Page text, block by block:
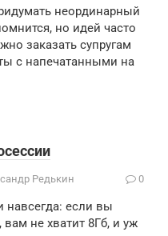
неординарный
но идей часто
заказать супругам
с напечатанными на
Редькин 0
навсегда: если вы
не хватит 8Гб, и уж